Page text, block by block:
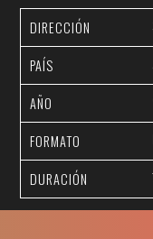
DIRECCIÓN
PAÍS
AÑO
FORMATO
DURACIÓN